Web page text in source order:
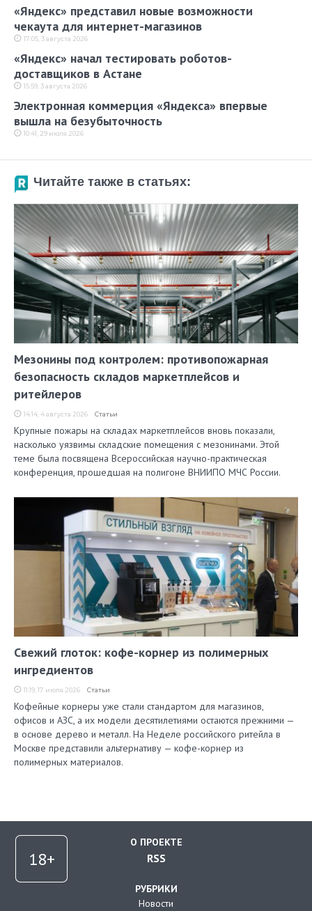
«Яндекс» представил новые возможности
чекаута для интернет-магазинов
17:05, 3 августа 2026
«Яндекс» начал тестировать роботов-
доставщиков в Астане
15:59, 3 августа 2026
Электронная коммерция «Яндекса» впервые
вышла на безубыточность
10:41, 29 июля 2026
Читайте также в статьях:
Мезонины под контролем: противопожарная
безопасность складов маркетплейсов и
ритейлеров
14:14, 4 августа 2026 Статьи
Крупные пожары на складах маркетплейсов вновь показали,
насколько уязвимы складские помещения с мезонинами. Этой
теме была посвящена Всероссийская научно-практическая
конференция, прошедшая на полигоне ВНИИПО МЧС России.
Свежий глоток: кофе-корнер из полимерных
ингредиентов
11:19, 17 июля 2026 Статьи
Кофейные корнеры уже стали стандартом для магазинов,
офисов и АЗС, а их модели десятилетиями остаются прежними —
в основе дерево и металл. На Неделе российского ритейла в
Москве представили альтернативу — кофе-корнер из
полимерных материалов.
О ПРОЕКТЕ
RSS
РУБРИКИ
Новости